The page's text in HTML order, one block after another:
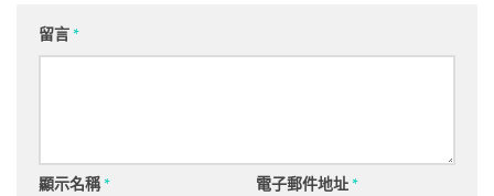
留言*
顯示名稱* 電子郵件地址*